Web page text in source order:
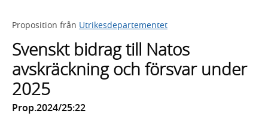
Proposition från Utrikesdepartementet
Svenskt bidrag till Natos
avskräckning och försvar under
2025
Prop.2024/25:22